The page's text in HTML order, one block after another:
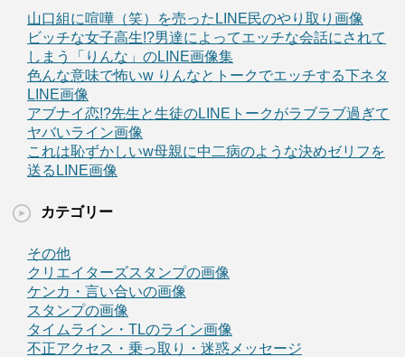
山口組に喧嘩（笑）を売ったLINE民のやり取り画像
ビッチな女子高生!?男達によってエッチな会話にされて
しまう「りんな」のLINE画像集
色んな意味で怖いw りんなとトークでエッチする下ネタ
LINE画像
アブナイ恋!?先生と生徒のLINEトークがラブラブ過ぎて
ヤバいライン画像
これは恥ずかしいw母親に中二病のような決めゼリフを
送るLINE画像
カテゴリー
その他
クリエイターズスタンプの画像
ケンカ・言い合いの画像
スタンプの画像
タイムライン・TLのライン画像
不正アクセス・乗っ取り・迷惑メッセージ